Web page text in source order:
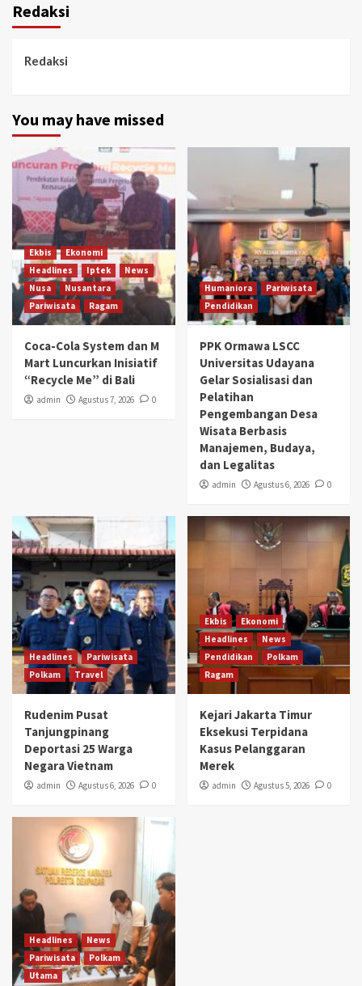
Redaksi
Redaksi
You may have missed
Ekbis
Ekonomi
Headlines
Iptek
News
Nusa
Nusantara
Pariwisata
Ragam
Coca-Cola System dan M
Mart Luncurkan Inisiatif
“Recycle Me” di Bali
admin Agustus 7, 2026 0
Humaniora
Pariwisata
Pendidikan
PPK Ormawa LSCC
Universitas Udayana
Gelar Sosialisasi dan
Pelatihan
Pengembangan Desa
Wisata Berbasis
Manajemen, Budaya,
dan Legalitas
admin Agustus 6, 2026 0
Headlines
Pariwisata
Polkam
Travel
Rudenim Pusat
Tanjungpinang
Deportasi 25 Warga
Negara Vietnam
admin Agustus 6, 2026 0
Ekbis
Ekonomi
Headlines
News
Pendidikan
Polkam
Ragam
Kejari Jakarta Timur
Eksekusi Terpidana
Kasus Pelanggaran
Merek
admin Agustus 5, 2026 0
Headlines
News
Pariwisata
Polkam
Utama